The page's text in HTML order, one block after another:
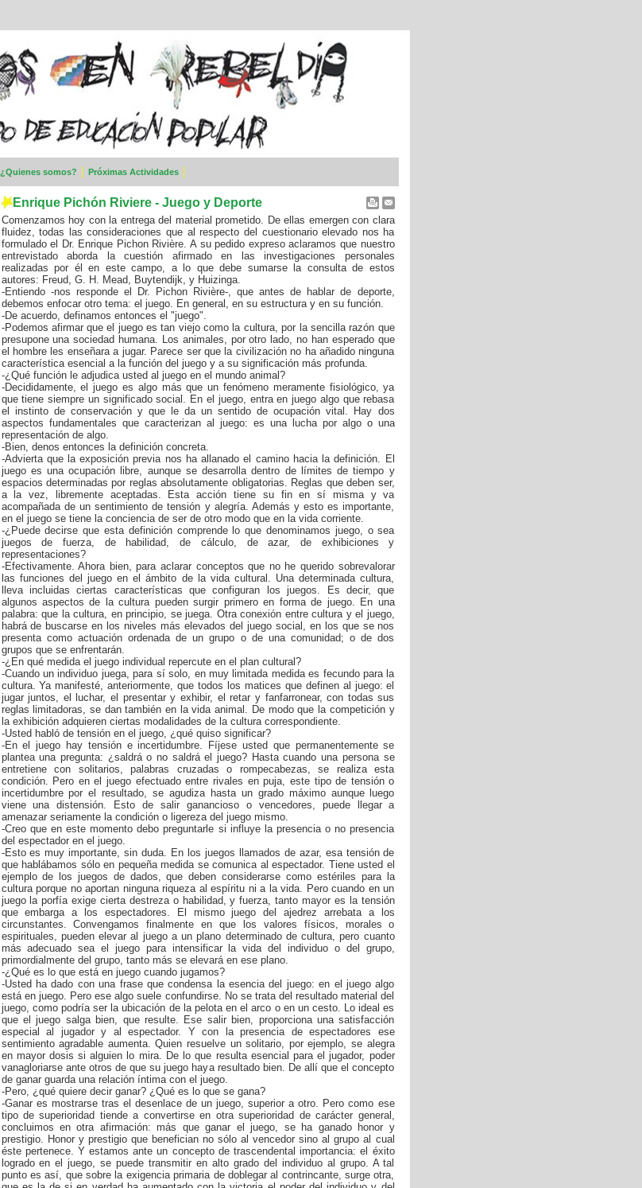
¿Quienes somos? Próximas Actividades
Enrique Pichón Riviere - Juego y Deporte
Comenzamos hoy con la entrega del material prometido. De ellas emergen con clara
fluidez, todas las consideraciones que al respecto del cuestionario elevado nos ha
formulado el Dr. Enrique Pichon Rivière. A su pedido expreso aclaramos que nuestro
entrevistado aborda la cuestión afirmado en las investigaciones personales
realizadas por él en este campo, a lo que debe sumarse la consulta de estos
autores: Freud, G. H. Mead, Buytendijk, y Huizinga.
-Entiendo -nos responde el Dr. Pichon Rivière-, que antes de hablar de deporte,
debemos enfocar otro tema: el juego. En general, en su estructura y en su función.
-De acuerdo, definamos entonces el "juego".
-Podemos afirmar que el juego es tan viejo como la cultura, por la sencilla razón que
presupone una sociedad humana. Los animales, por otro lado, no han esperado que
el hombre les enseñara a jugar. Parece ser que la civilización no ha añadido ninguna
característica esencial a la función del juego y a su significación más profunda.
-¿Qué función le adjudica usted al juego en el mundo animal?
-Decididamente, el juego es algo más que un fenómeno meramente fisiológico, ya
que tiene siempre un significado social. En el juego, entra en juego algo que rebasa
el instinto de conservación y que le da un sentido de ocupación vital. Hay dos
aspectos fundamentales que caracterizan al juego: es una lucha por algo o una
representación de algo.
-Bien, denos entonces la definición concreta.
-Advierta que la exposición previa nos ha allanado el camino hacia la definición. El
juego es una ocupación libre, aunque se desarrolla dentro de límites de tiempo y
espacios determinadas por reglas absolutamente obligatorias. Reglas que deben ser,
a la vez, libremente aceptadas. Esta acción tiene su fin en sí misma y va
acompañada de un sentimiento de tensión y alegría. Además y esto es importante,
en el juego se tiene la conciencia de ser de otro modo que en la vida corriente.
-¿Puede decirse que esta definición comprende lo que denominamos juego, o sea
juegos de fuerza, de habilidad, de cálculo, de azar, de exhibiciones y
representaciones?
-Efectivamente. Ahora bien, para aclarar conceptos que no he querido sobrevalorar
las funciones del juego en el ámbito de la vida cultural. Una determinada cultura,
lleva incluidas ciertas características que configuran los juegos. Es decir, que
algunos aspectos de la cultura pueden surgir primero en forma de juego. En una
palabra: que la cultura, en principio, se juega. Otra conexión entre cultura y el juego,
habrá de buscarse en los niveles más elevados del juego social, en los que se nos
presenta como actuación ordenada de un grupo o de una comunidad; o de dos
grupos que se enfrentarán.
-¿En qué medida el juego individual repercute en el plan cultural?
-Cuando un individuo juega, para sí solo, en muy limitada medida es fecundo para la
cultura. Ya manifesté, anteriormente, que todos los matices que definen al juego: el
jugar juntos, el luchar, el presentar y exhibir, el retar y fanfarronear, con todas sus
reglas limitadoras, se dan también en la vida animal. De modo que la competición y
la exhibición adquieren ciertas modalidades de la cultura correspondiente.
-Usted habló de tensión en el juego, ¿qué quiso significar?
-En el juego hay tensión e incertidumbre. Fíjese usted que permanentemente se
plantea una pregunta: ¿saldrá o no saldrá el juego? Hasta cuando una persona se
entretiene con solitarios, palabras cruzadas o rompecabezas, se realiza esta
condición. Pero en el juego efectuado entre rivales en puja, este tipo de tensión o
incertidumbre por el resultado, se agudiza hasta un grado máximo aunque luego
viene una distensión. Esto de salir ganancioso o vencedores, puede llegar a
amenazar seriamente la condición o ligereza del juego mismo.
-Creo que en este momento debo preguntarle si influye la presencia o no presencia
del espectador en el juego.
-Esto es muy importante, sin duda. En los juegos llamados de azar, esa tensión de
que hablábamos sólo en pequeña medida se comunica al espectador. Tiene usted el
ejemplo de los juegos de dados, que deben considerarse como estériles para la
cultura porque no aportan ninguna riqueza al espíritu ni a la vida. Pero cuando en un
juego la porfía exige cierta destreza o habilidad, y fuerza, tanto mayor es la tensión
que embarga a los espectadores. El mismo juego del ajedrez arrebata a los
circunstantes. Convengamos finalmente en que los valores físicos, morales o
espirituales, pueden elevar al juego a un plano determinado de cultura, pero cuanto
más adecuado sea el juego para intensificar la vida del individuo o del grupo,
primordialmente del grupo, tanto más se elevará en ese plano.
-¿Qué es lo que está en juego cuando jugamos?
-Usted ha dado con una frase que condensa la esencia del juego: en el juego algo
está en juego. Pero ese algo suele confundirse. No se trata del resultado material del
juego, como podría ser la ubicación de la pelota en el arco o en un cesto. Lo ideal es
que el juego salga bien, que resulte. Ese salir bien, proporciona una satisfacción
especial al jugador y al espectador. Y con la presencia de espectadores ese
sentimiento agradable aumenta. Quien resuelve un solitario, por ejemplo, se alegra
en mayor dosis si alguien lo mira. De lo que resulta esencial para el jugador, poder
vanagloriarse ante otros de que su juego haya resultado bien. De allí que el concepto
de ganar guarda una relación íntima con el juego.
-Pero, ¿qué quiere decir ganar? ¿Qué es lo que se gana?
-Ganar es mostrarse tras el desenlace de un juego, superior a otro. Pero como ese
tipo de superioridad tiende a convertirse en otra superioridad de carácter general,
concluimos en otra afirmación: más que ganar el juego, se ha ganado honor y
prestigio. Honor y prestigio que benefician no sólo al vencedor sino al grupo al cual
éste pertenece. Y estamos ante un concepto de trascendental importancia: el éxito
logrado en el juego, se puede transmitir en alto grado del individuo al grupo. A tal
punto es así, que sobre la exigencia primaria de doblegar al contrincante, surge otra,